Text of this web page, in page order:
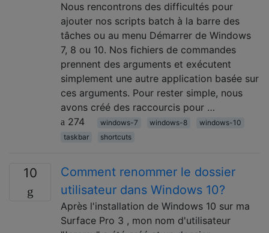
Nous rencontrons des difficultés pour
ajouter nos scripts batch à la barre des
tâches ou au menu Démarrer de Windows
7, 8 ou 10. Nos fichiers de commandes
prennent des arguments et exécutent
simplement une autre application basée sur
ces arguments. Pour rester simple, nous
avons créé des raccourcis pour …
274
windows-7 windows-8
windows-10
taskbar
shortcuts
10
Comment renommer le dossier
utilisateur dans Windows 10?
Après l'installation de Windows 10 sur ma
Surface Pro 3 , mon nom d'utilisateur